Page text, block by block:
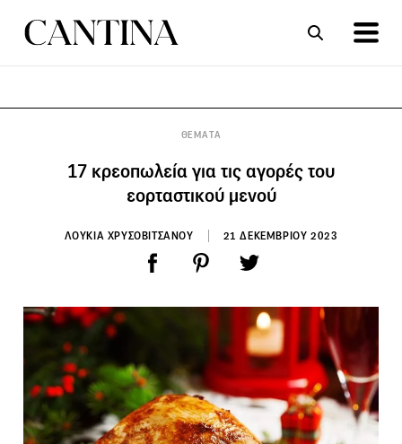
ΘΕΜΑΤΑ
17 κρεοπωλεία για τις αγορές του
εορταστικού μενού
ΛΟΥΚΙΑ ΧΡΥΣΟΒΙΤΣΑΝΟΥ 21 ΔΕΚΕΜΒΡΙΟΥ 2023